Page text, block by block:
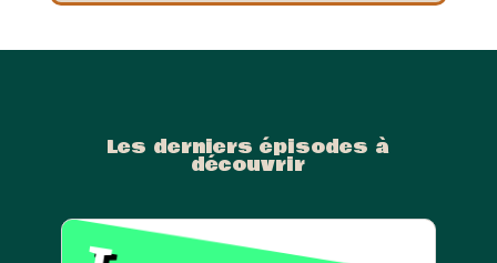
Les derniers épisodes à
découvrir